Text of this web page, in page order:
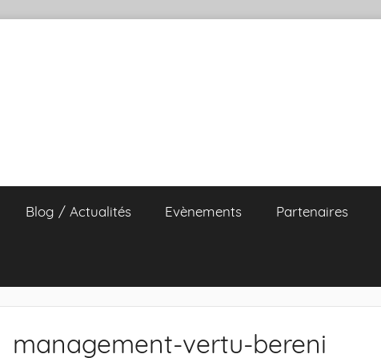
Blog / Actualités Evènements Partenaires
management-vertu-bereni